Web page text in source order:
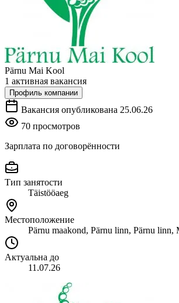
Pärnu Mai Kool
1 активная вакансия
Профиль компании
Вакансия опубликована 25.06.26
70 просмотров
Зарплата по договорённости
Тип занятости
Täistööaeg
Местоположение
Pärnu maakond, Pärnu linn, Pärnu linn,
Актуальна до
11.07.26